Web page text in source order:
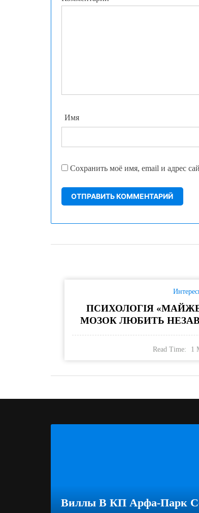
Имя
Сохранить моё имя, email и адрес
ПСИХОЛОГІЯ
МОЗОК ЛЮБИТЬ
Read Time: 1
Виллы В КП Арфа-Парк